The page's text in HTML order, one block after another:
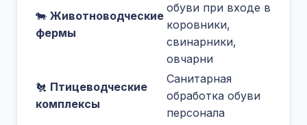
🐄 Животноводческие
фермы
обуви при входе в
коровники,
свинарники,
овчарни
🐔 Птицеводческие
комплексы
Санитарная
обработка обуви
персонала